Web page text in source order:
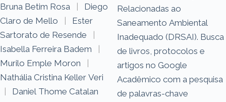
Bruna Betim Rosa |
Diego
Claro de Mello
|
Ester
Sartorato de Resende
|
Isabella Ferreira Badem
|
Murilo Emple Moron
|
Nathália Cristina Keller Veri
|
Daniel Thome Catalan
Relacionadas ao
Saneamento Ambiental
Inadequado (DRSAI). Busca
de livros, protocolos e
artigos no Google
Acadêmico com a pesquisa
de palavras-chave